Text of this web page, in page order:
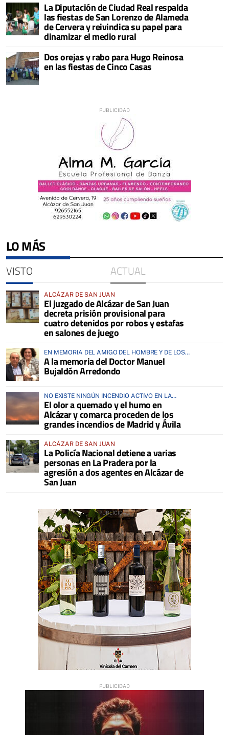
La Diputación de Ciudad Real respalda
las fiestas de San Lorenzo de Alameda
de Cervera y reivindica su papel para
dinamizar el medio rural
Dos orejas y rabo para Hugo Reinosa
en las fiestas de Cinco Casas
LO MÁS
VISTO ACTUAL
ALCÁZAR DE SAN JUAN
El juzgado de Alcázar de San Juan
decreta prisión provisional para
cuatro detenidos por robos y estafas
en salones de juego
EN MEMORIA DEL AMIGO DEL HOMBRE Y DE LOS
ANIMALES
A la memoria del Doctor Manuel
Bujaldón Arredondo
NO EXISTE NINGÚN INCENDIO ACTIVO EN LA
COMARCA
El olor a quemado y el humo en
Alcázar y comarca proceden de los
grandes incendios de Madrid y Ávila
ALCÁZAR DE SAN JUAN
La Policía Nacional detiene a varias
personas en La Pradera por la
agresión a dos agentes en Alcázar de
San Juan